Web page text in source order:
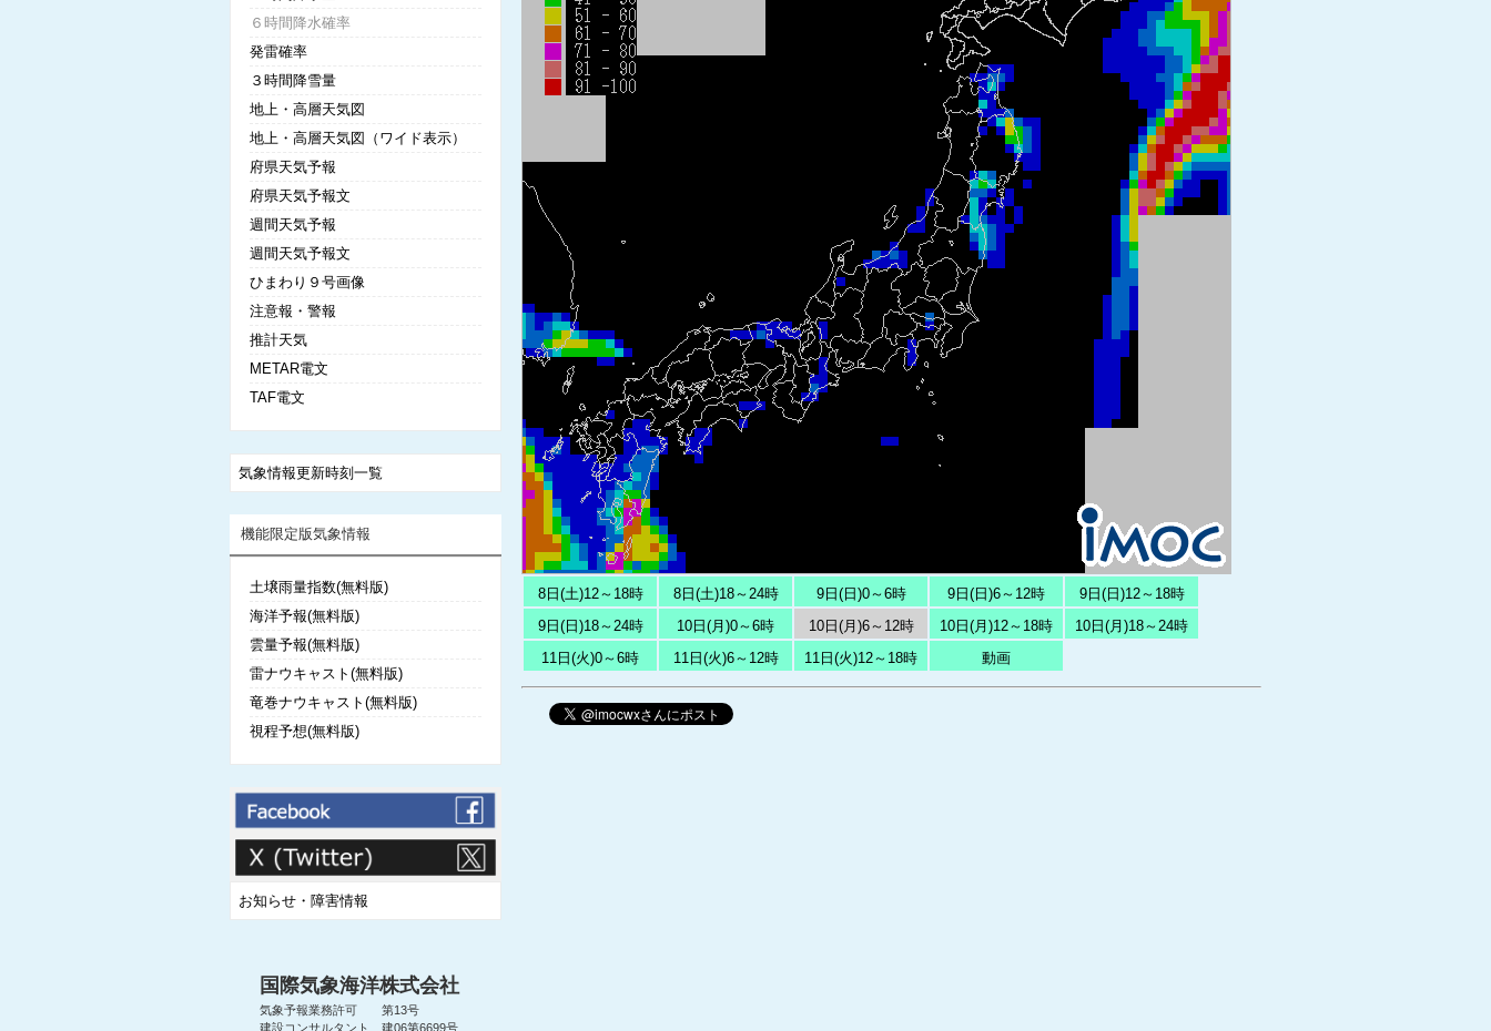
8日(土)12～18時 8日(土)18～24時 9日(日)0～6時 9日(日)6～12時
9日(日)12～18時
9日(日)18～24時
10日(月)0～6時 10日(月)6～12時 10日(月)12～18時
10日(月)18～24時
11日(火)0～6時
11日(火)6～12時 11日(火)12～18時 動画
６時間降水確率
発雷確率
３時間降雪量
地上・高層天気図
地上・高層天気図（ワイド表示）
府県天気予報
府県天気予報文
週間天気予報
週間天気予報文
ひまわり９号画像
注意報・警報
推計天気
METAR電文
TAF電文
気象情報更新時刻一覧
機能限定版気象情報
土壌雨量指数(無料版)
海洋予報(無料版)
雲量予報(無料版)
雷ナウキャスト(無料版)
竜巻ナウキャスト(無料版)
視程予想(無料版)
お知らせ・障害情報
国際気象海洋株式会社
気象予報業務許可 第13号
建設コンサルタント 建06第6699号